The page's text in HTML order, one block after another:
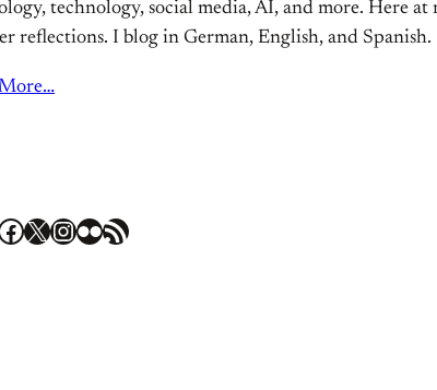
technology, social media, AI, and more. Here at
reflections. I blog in German, English, and Spanish.
X Instagram Flickr RSS Feed